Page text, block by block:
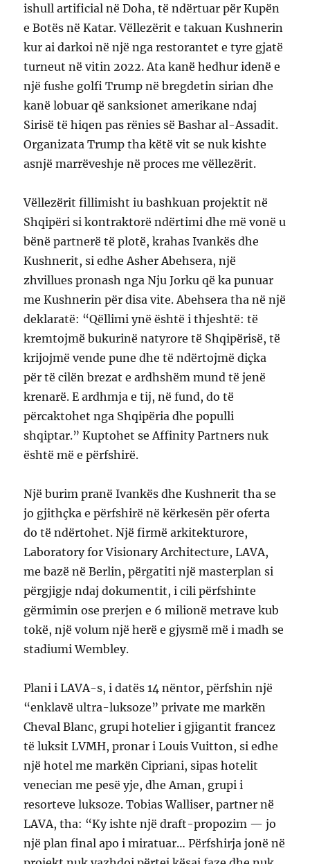
ishull artificial në Doha, të ndërtuar për Kupën
e Botës në Katar. Vëllezërit e takuan Kushnerin
kur ai darkoi në një nga restorantet e tyre gjatë
turneut në vitin 2022. Ata kanë hedhur idenë e
një fushe golfi Trump në bregdetin sirian dhe
kanë lobuar që sanksionet amerikane ndaj
Sirisë të hiqen pas rënies së Bashar al-Assadit.
Organizata Trump tha këtë vit se nuk kishte
asnjë marrëveshje në proces me vëllezërit.
Vëllezërit fillimisht iu bashkuan projektit në
Shqipëri si kontraktorë ndërtimi dhe më vonë u
bënë partnerë të plotë, krahas Ivankës dhe
Kushnerit, si edhe Asher Abehsera, një
zhvillues pronash nga Nju Jorku që ka punuar
me Kushnerin për disa vite. Abehsera tha në një
deklaratë: “Qëllimi ynë është i thjeshtë: të
kremtojmë bukurinë natyrore të Shqipërisë, të
krijojmë vende pune dhe të ndërtojmë diçka
për të cilën brezat e ardhshëm mund të jenë
krenarë. E ardhmja e tij, në fund, do të
përcaktohet nga Shqipëria dhe populli
shqiptar.” Kuptohet se Affinity Partners nuk
është më e përfshirë.
Një burim pranë Ivankës dhe Kushnerit tha se
jo gjithçka e përfshirë në kërkesën për oferta
do të ndërtohet. Një firmë arkitekturore,
Laboratory for Visionary Architecture, LAVA,
me bazë në Berlin, përgatiti një masterplan si
përgjigje ndaj dokumentit, i cili përfshinte
gërmimin ose prerjen e 6 milionë metrave kub
tokë, një volum një herë e gjysmë më i madh se
stadiumi Wembley.
Plani i LAVA-s, i datës 14 nëntor, përfshin një
“enklavë ultra-luksoze” private me markën
Cheval Blanc, grupi hotelier i gjigantit francez
të luksit LVMH, pronar i Louis Vuitton, si edhe
një hotel me markën Cipriani, sipas hotelit
venecian me pesë yje, dhe Aman, grupi i
resorteve luksoze. Tobias Walliser, partner në
LAVA, tha: “Ky ishte një draft-propozim — jo
një plan final apo i miratuar… Përfshirja jonë në